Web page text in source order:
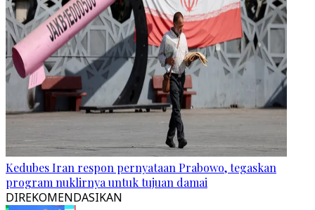
Kedubes Iran respon pernyataan Prabowo, tegaskan
program nuklirnya untuk tujuan damai
DIREKOMENDASIKAN